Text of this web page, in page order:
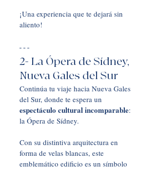
¡Una experiencia que te dejará sin
aliento!
2- La Ópera de Sídney,
Nueva Gales del Sur
Continúa tu viaje hacia Nueva Gales
del Sur, donde te espera un
espectáculo cultural incomparable:
la Ópera de Sídney.
Con su distintiva arquitectura en
forma de velas blancas, este
emblemático edificio es un símbolo